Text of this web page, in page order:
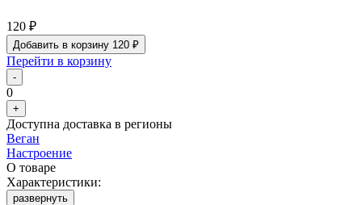
120 ₽
Добавить в корзину 120 ₽
Перейти в корзину
-
0
+
Доступна доставка в регионы
Веган
Настроение
О товаре
Характеристики:
развернуть